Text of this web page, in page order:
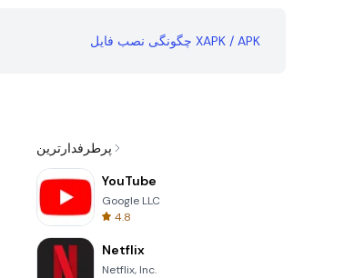
چگونگی نصب فایل XAPK / APK
پرطرفدارترین
YouTube
Google LLC
4.8
Netflix
Netflix, Inc.